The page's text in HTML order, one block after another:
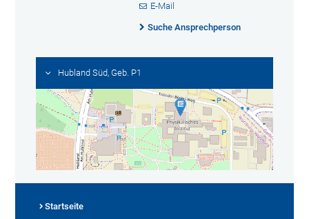
E-Mail
Suche Ansprechperson
Hubland Süd, Geb. P1
Startseite